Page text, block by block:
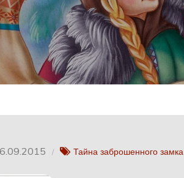
Тайна заброшенного замка